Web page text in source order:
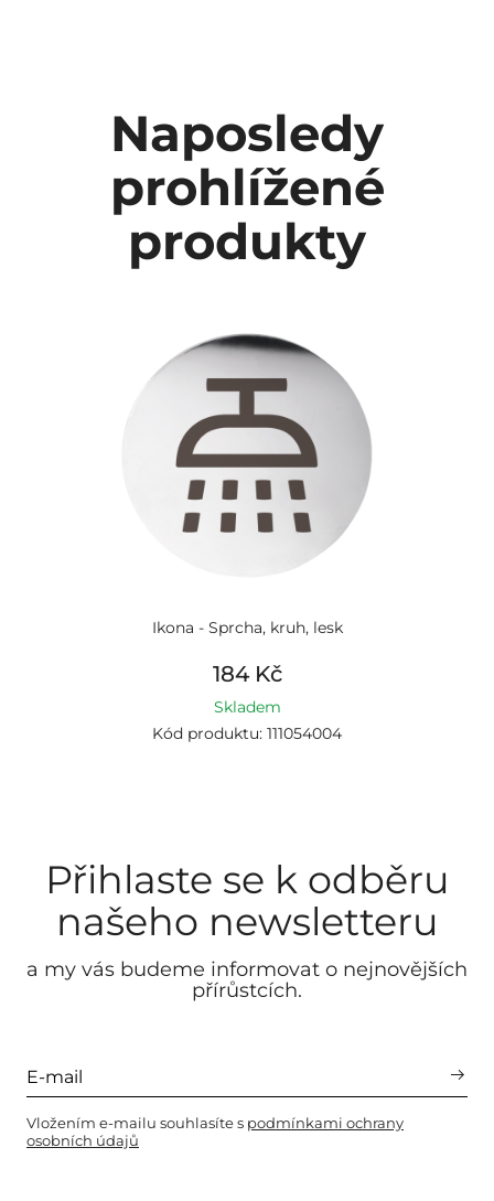
Naposledy
prohlížené
produkty
Ikona - Sprcha, kruh, lesk
184 Kč
Skladem
Kód produktu: 111054004
Přihlaste se k odběru
našeho newsletteru
a my vás budeme informovat o nejnovějších
přírůstcích.
Vložením e-mailu souhlasíte s podmínkami ochrany
osobních údajů